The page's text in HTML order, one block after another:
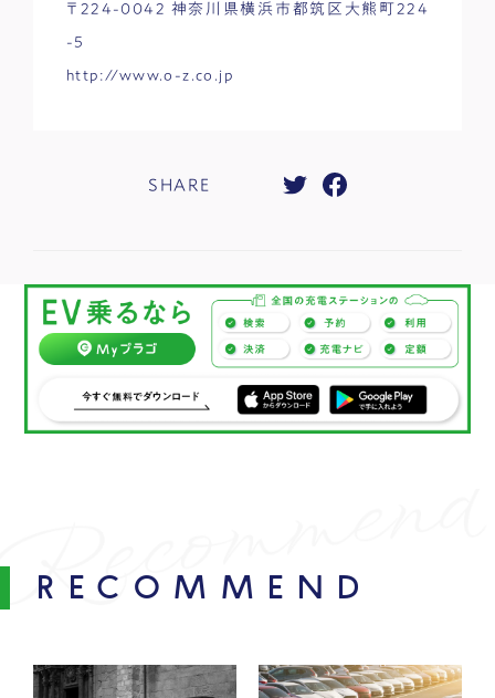
〒224-0042 神奈川県横浜市都筑区大熊町224
-5
http://www.o-z.co.jp
SHARE
RECOMMEND